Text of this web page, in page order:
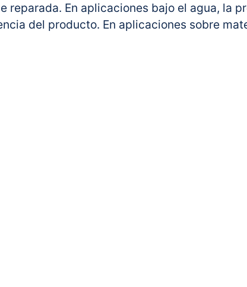
reparada. En aplicaciones bajo el agua, la
del producto. En aplicaciones sobre